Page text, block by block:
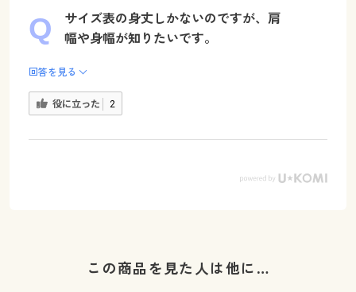
サイズ表の身丈しかないのですが、肩
幅や身幅が知りたいです。
回答を見る
役に立った 2
この商品を見た人は他に…